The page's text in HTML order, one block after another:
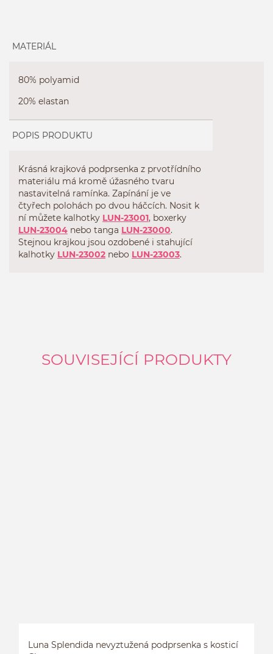
MATERIÁL
80% polyamid
20% elastan
POPIS PRODUKTU
Krásná krajková podprsenka z prvotřídního
materiálu má kromě úžasného tvaru
nastavitelná ramínka. Zapínání je ve
čtyřech polohách po dvou háčcích. Nosit k
ní můžete kalhotky LUN-23001, boxerky
LUN-23004 nebo tanga LUN-23000.
Stejnou krajkou jsou ozdobené i stahující
kalhotky LUN-23002 nebo LUN-23003.
SOUVISEJÍCÍ PRODUKTY
Luna Splendida nevyztužená podprsenka s kosticí